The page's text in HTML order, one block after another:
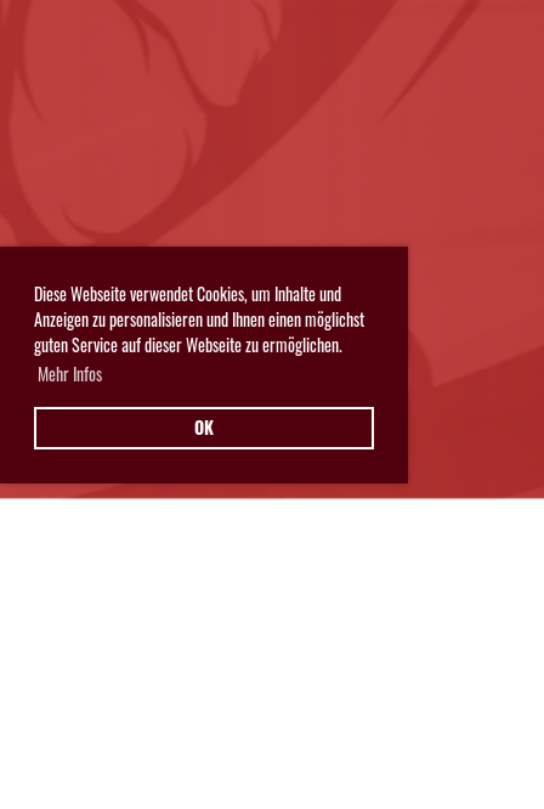
Diese Webseite verwendet Cookies, um Inhalte und
Anzeigen zu personalisieren und Ihnen einen möglichst
guten Service auf dieser Webseite zu ermöglichen.
Mehr Infos
OK